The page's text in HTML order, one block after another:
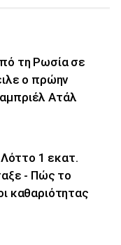
τη Ρωσία σε
ο πρώην
Ατάλ
Λόττο 1 εκατ.
- Πώς το
καθαριότητας